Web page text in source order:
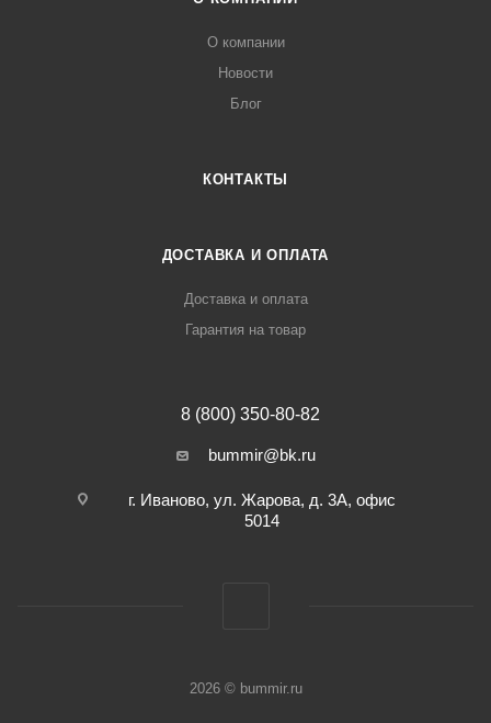
О компании
Новости
Блог
КОНТАКТЫ
ДОСТАВКА И ОПЛАТА
Доставка и оплата
Гарантия на товар
8 (800) 350-80-82
bummir@bk.ru
г. Иваново, ул. Жарова, д. 3А, офис
5014
2026 © bummir.ru